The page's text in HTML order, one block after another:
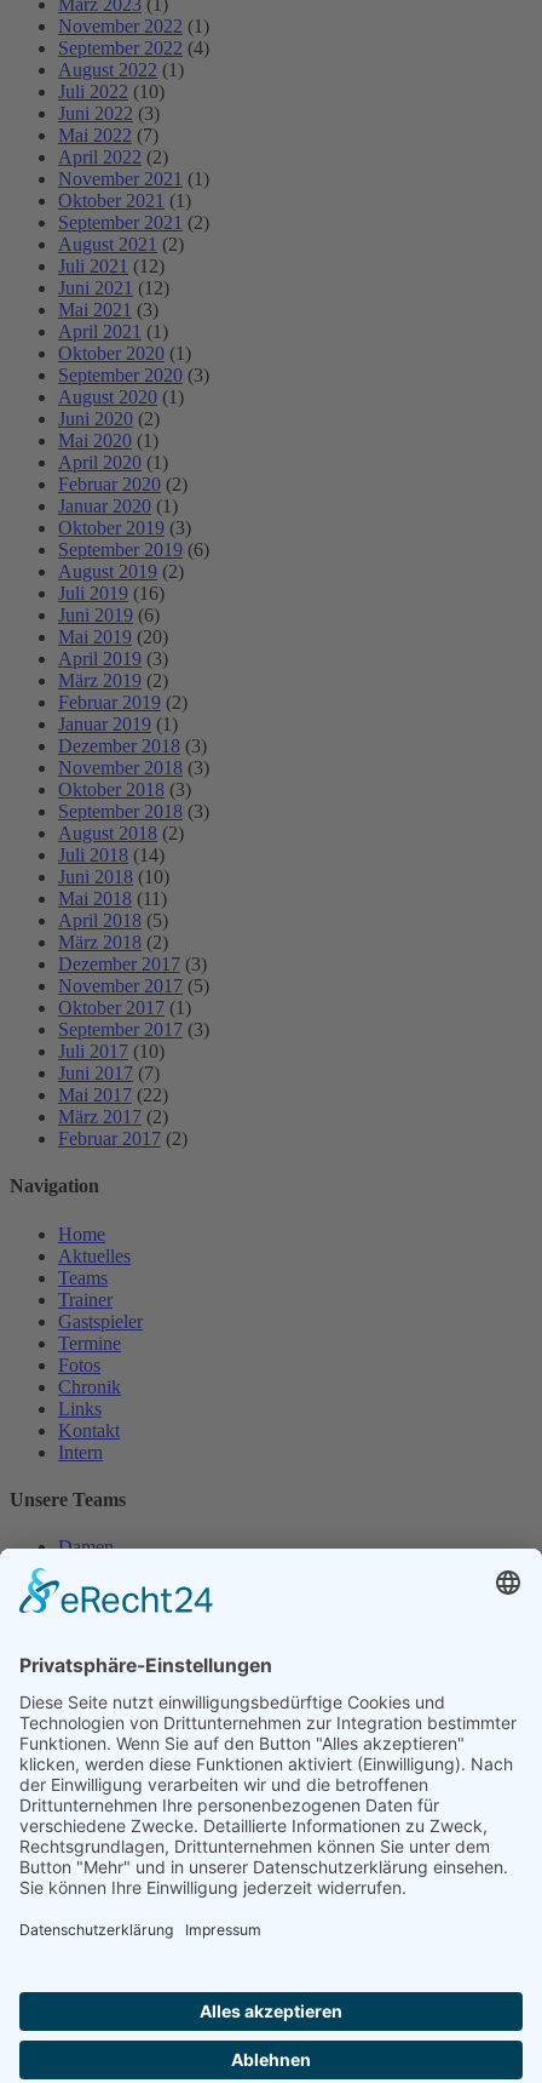
März 2023 (1)
November 2022 (1)
September 2022 (4)
August 2022 (1)
Juli 2022 (10)
Juni 2022 (3)
Mai 2022 (7)
April 2022 (2)
November 2021 (1)
Oktober 2021 (1)
September 2021 (2)
August 2021 (2)
Juli 2021 (12)
Juni 2021 (12)
Mai 2021 (3)
April 2021 (1)
Oktober 2020 (1)
September 2020 (3)
August 2020 (1)
Juni 2020 (2)
Mai 2020 (1)
April 2020 (1)
Februar 2020 (2)
Januar 2020 (1)
Oktober 2019 (3)
September 2019 (6)
August 2019 (2)
Juli 2019 (16)
Juni 2019 (6)
Mai 2019 (20)
April 2019 (3)
März 2019 (2)
Februar 2019 (2)
Januar 2019 (1)
Dezember 2018 (3)
November 2018 (3)
Oktober 2018 (3)
September 2018 (3)
August 2018 (2)
Juli 2018 (14)
Juni 2018 (10)
Mai 2018 (11)
April 2018 (5)
März 2018 (2)
Dezember 2017 (3)
November 2017 (5)
Oktober 2017 (1)
September 2017 (3)
Juli 2017 (10)
Juni 2017 (7)
Mai 2017 (22)
März 2017 (2)
Februar 2017 (2)
Navigation
Home
Aktuelles
Teams
Trainer
Gastspieler
Termine
Fotos
Chronik
Links
Kontakt
Intern
Unsere Teams
Damen
Herren
Herren 30
Unsere Jugend
Midcourt
Bambini
Juniorinnen 18
Knaben 15
Follow us
Facebook
RSS
Formulare
Aufnahmeantrag online